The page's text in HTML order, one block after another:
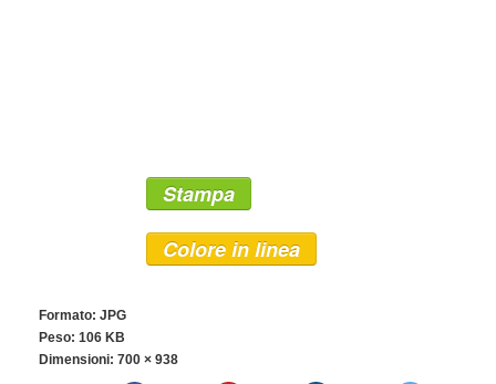
Stampa
Colore in linea
Formato: JPG
Peso: 106 KB
Dimensioni: 700 × 938